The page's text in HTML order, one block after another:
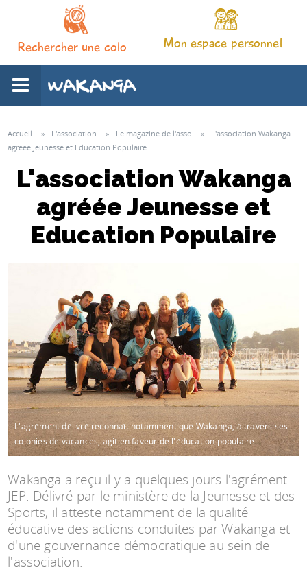
Rechercher une colo Mon espace personnel
L'association
Nos séjours
Notre pédagogie
Infos pratiques
Espace anims
Accueil » L'association » Le magazine de l'asso »
L'association Wakanga
agréée Jeunesse et Education Populaire
L'association Wakanga
agréée Jeunesse et
Education Populaire
L'agrément délivré reconnaît notamment que Wakanga, à travers ses
colonies de vacances, agit en faveur de l'éducation populaire.
Wakanga a reçu il y a quelques jours l'agrément
JEP. Délivré par le ministère de la Jeunesse et des
Sports, il atteste notamment de la qualité
éducative des actions conduites par Wakanga et
d'une gouvernance démocratique au sein de
l'association.